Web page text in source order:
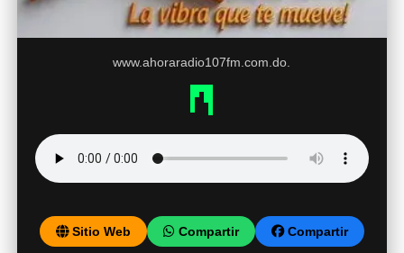
www.ahoraradio107fm.com.do.
Sitio Web Compartir Compartir